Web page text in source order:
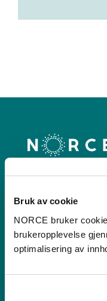
Bruk av cookie
NORCE bruker
brukeropplevelse
optimalisering av
Kontakt
Postboks 22,
Nygårdstangen
5838 Bergen